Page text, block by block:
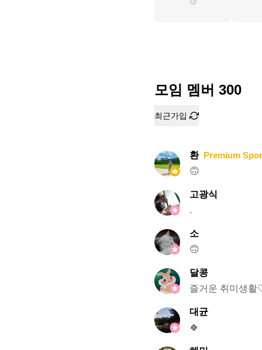
🙃
모임 멤버 300
최근가입
환 Premium
🙃
고광식
.
소
🙃
달콩
즐거운 취미생
대균
🍀